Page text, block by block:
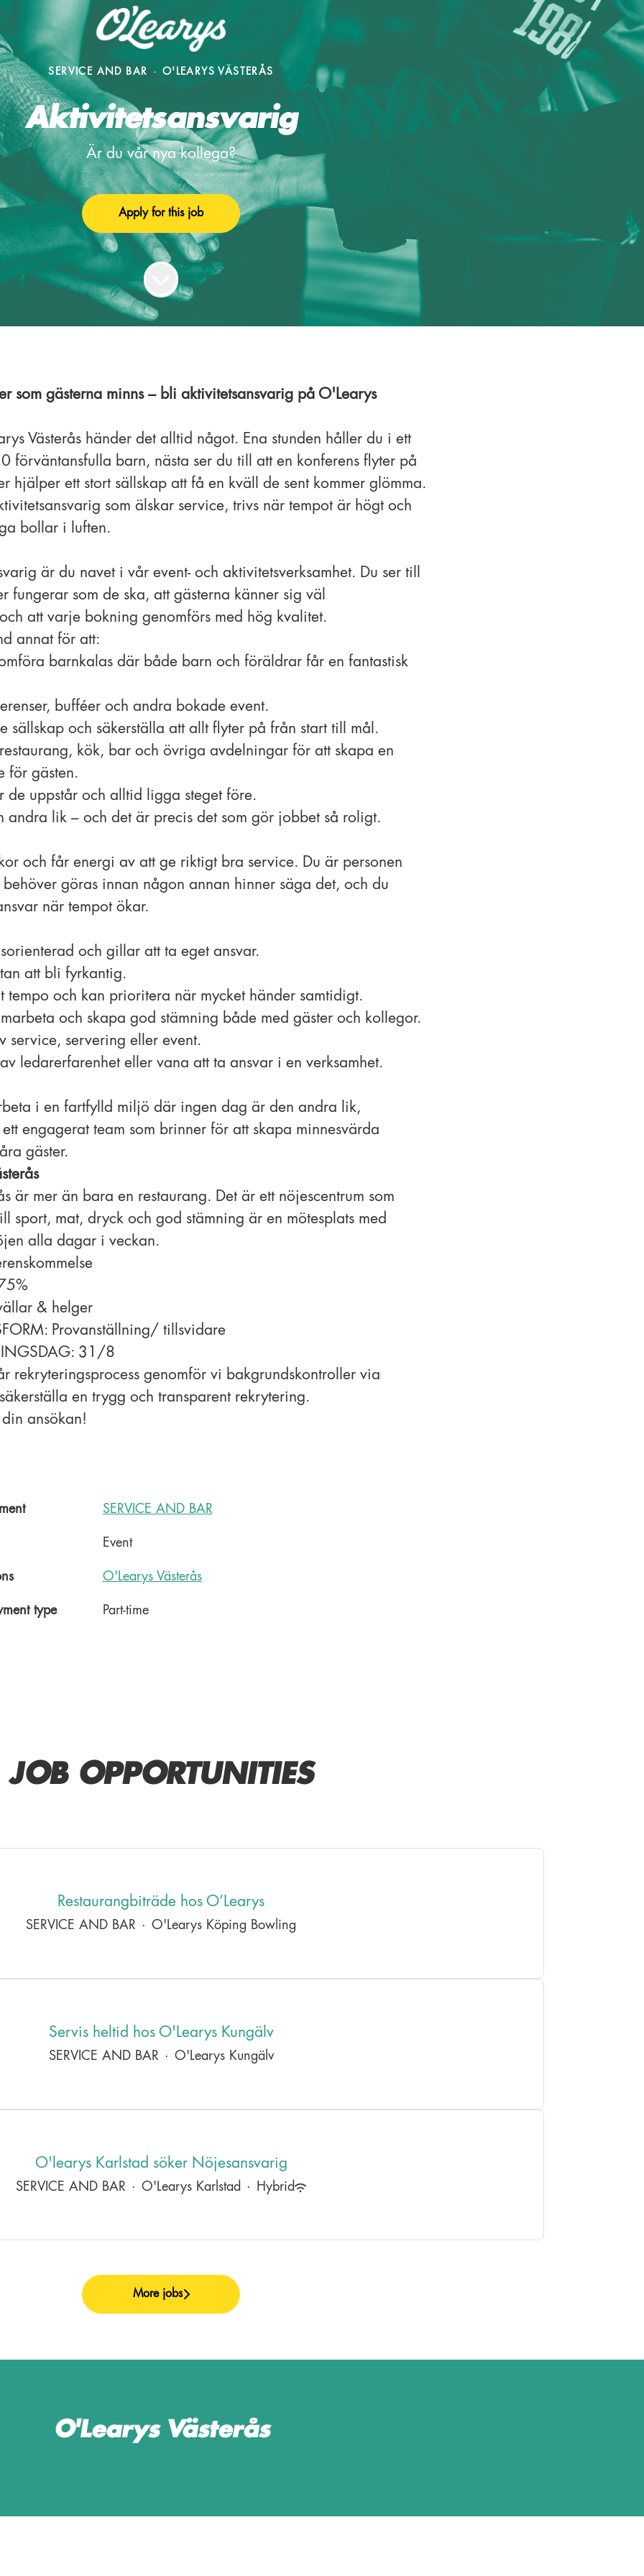
SERVICE AND BAR · O'LEARYS VÄSTERÅS
Aktivitetsansvarig
Är du vår nya kollega?
Apply for this job
som gästerna minns – bli aktivitetsansvarig på O'Learys
Västerås händer det alltid något. Ena stunden håller du i ett
förväntansfulla barn, nästa ser du till att en konferens flyter på
hjälper ett stort sällskap att få en kväll de sent kommer glömma.
som älskar service, trivs när tempot är högt och
bollar i luften.
är du navet i vår event- och aktivitetsverksamhet. Du ser till
fungerar som de ska, att gästerna känner sig väl
att varje bokning genomförs med hög kvalitet.
annat för att:
barnkalas där både barn och föräldrar får en fantastisk
bufféer och andra bokade event.
sällskap och säkerställa att allt flyter på från start till mål.
kök, bar och övriga avdelningar för att skapa en
för gästen.
de uppstår och alltid ligga steget före.
andra lik – och det är precis det som gör jobbet så roligt.
och får energi av att ge riktigt bra service. Du är personen
behöver göras innan någon annan hinner säga det, och du
när tempot ökar.
och gillar att ta eget ansvar.
att bli fyrkantig.
tempo och kan prioritera när mycket händer samtidigt.
och skapa god stämning både med gäster och kollegor.
service, servering eller event.
ledarerfarenhet eller vana att ta ansvar i en verksamhet.
i en fartfylld miljö där ingen dag är den andra lik,
engagerat team som brinner för att skapa minnesvärda
gäster.
är mer än bara en restaurang. Det är ett nöjescentrum som
sport, mat, dryck och god stämning är en mötesplats med
alla dagar i veckan.
& helger
Provanställning/ tillsvidare
31/8
rekryteringsprocess genomför vi bakgrundskontroller via
en trygg och transparent rekrytering.
ansökan!
SERVICE AND BAR
Event
O'Learys Västerås
type Part-time
JOB OPPORTUNITIES
Restaurangbiträde hos O’Learys
SERVICE AND BAR · O'Learys Köping Bowling
Servis heltid hos O'Learys Kungälv
SERVICE AND BAR · O'Learys Kungälv
O'learys Karlstad söker Nöjesansvarig
SERVICE AND BAR · O'Learys Karlstad · Hybrid
More jobs
O'Learys Västerås